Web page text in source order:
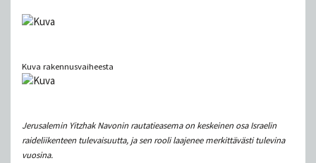
Kuva rakennusvaiheesta
Jerusalemin Yitzhak Navonin rautatieasema on keskeinen osa Israelin
raideliikenteen tulevaisuutta, ja sen rooli laajenee merkittävästi tulevina
vuosina.